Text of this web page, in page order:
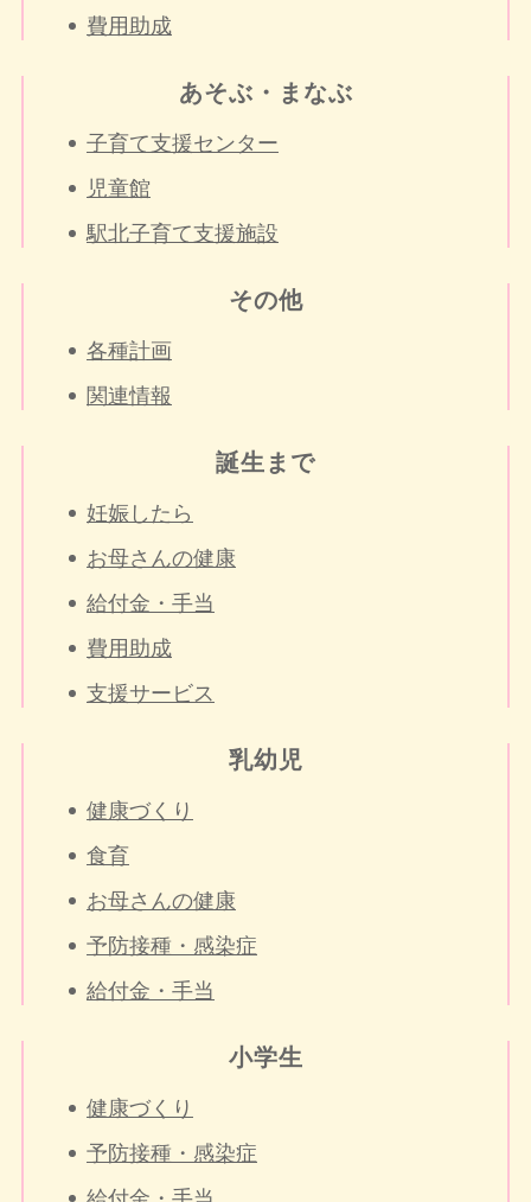
費用助成
あそぶ・まなぶ
子育て支援センター
児童館
駅北子育て支援施設
その他
各種計画
関連情報
誕生まで
妊娠したら
お母さんの健康
給付金・手当
費用助成
支援サービス
乳幼児
健康づくり
食育
お母さんの健康
予防接種・感染症
給付金・手当
小学生
健康づくり
予防接種・感染症